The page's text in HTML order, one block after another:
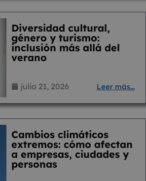
Diversidad cultural,
género y turismo:
inclusión más allá del
verano
julio 21, 2026 Leer más...
Cambios climáticos
extremos: cómo afectan
a empresas, ciudades y
personas